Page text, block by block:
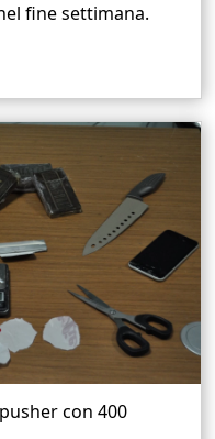
fine settimana.
con 400